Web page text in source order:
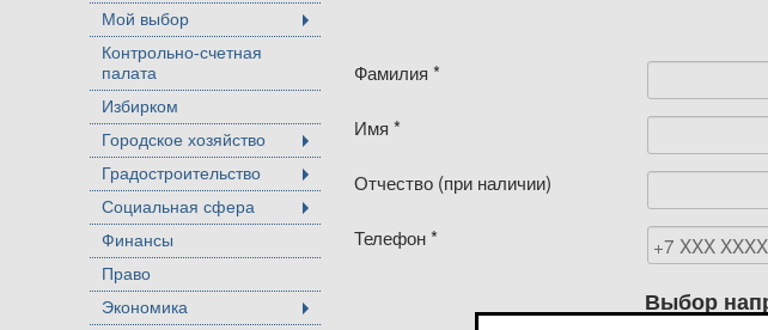
Мой выбор
Контрольно-счетная
палата
Избирком
Городское хозяйство
Градостроительство
Социальная сфера
Финансы
Право
Экономика
Фамилия *
Имя *
Отчество (при наличии)
Телефон *
Выбор